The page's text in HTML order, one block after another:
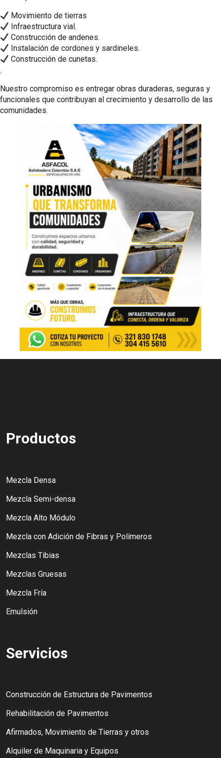
Movimiento de tierras
Infraestructura vial.
Construcción de andenes.
Instalación de cordones y sardineles.
Construcción de cunetas.
.
Nuestro compromiso es entregar obras duraderas, seguras y
funcionales que contribuyan al crecimiento y desarrollo de las
comunidades.
Productos
Mezcla Densa
Mezcla Semi-densa
Mezcla Alto Módulo
Mezcla con Adición de Fibras y Polímeros
Mezclas Tibias
Mezclas Gruesas
Mezcla Fría
Emulsión
Servicios
Construcción de Estructura de Pavimentos
Rehabilitación de Pavimentos
Afirmados, Movimiento de Tierras y otros
Alquiler de Maquinaria y Equipos